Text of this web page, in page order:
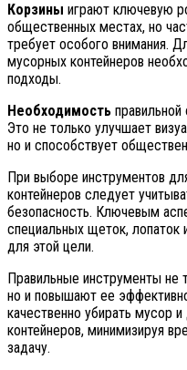
Корзины играют ключевую
общественных местах, но
требует особого внимания.
мусорных контейнеров
подходы.
Необходимость правильной
Это не только улучшает
но и способствует
При выборе инструментов
контейнеров следует
безопасность. Ключевым
специальных щеток, лопаток
для этой цели.
Правильные инструменты не
но и повышают ее
качественно убирать мусор и
контейнеров, минимизируя
задачу.